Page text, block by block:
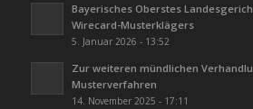
Bayerisches Oberstes
Wirecard-Musterklägers
5. Januar 2026 - 13:52
Zur weiteren mündlichen
Musterverfahren
14. November 2025 - 17:11